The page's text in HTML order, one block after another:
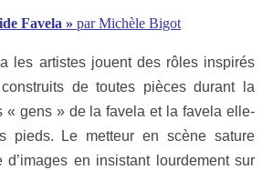
Favela » par Michèle Bigot
les artistes jouent des rôles inspirés
de toutes pièces durant la
« gens » de la favela et la favela elle-
pieds. Le metteur en scène sature
d’images en insistant lourdement sur